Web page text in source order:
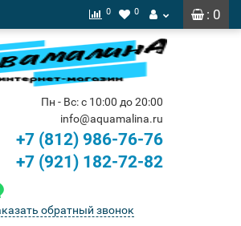
: 0
0 0
Пн - Вс: с 10:00 до 20:00
info@aquamalina.ru
+7 (812) 986-76-76
+7 (921) 182-72-82
обратный звонок